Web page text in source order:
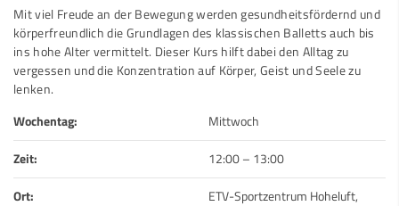
Mit viel Freude an der Bewegung werden gesundheitsfördernd und
körperfreundlich die Grundlagen des klassischen Balletts auch bis
ins hohe Alter vermittelt. Dieser Kurs hilft dabei den Alltag zu
vergessen und die Konzentration auf Körper, Geist und Seele zu
lenken.
Wochentag:
Mittwoch
Zeit:
12:00– 13:00
Ort:
ETV-Sportzentrum Hoheluft,